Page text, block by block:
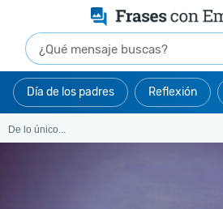
Día de los padres Reflexión
De lo único...